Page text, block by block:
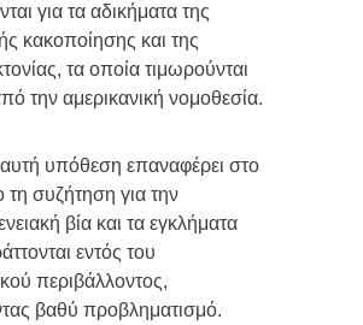
για τα αδικήματα της
κακοποίησης και της
τα οποία τιμωρούνται
την αμερικανική νομοθεσία.
υπόθεση επαναφέρει στο
τη συζήτηση για την
βία και τα εγκλήματα
εντός του
περιβάλλοντος,
βαθύ προβληματισμό.